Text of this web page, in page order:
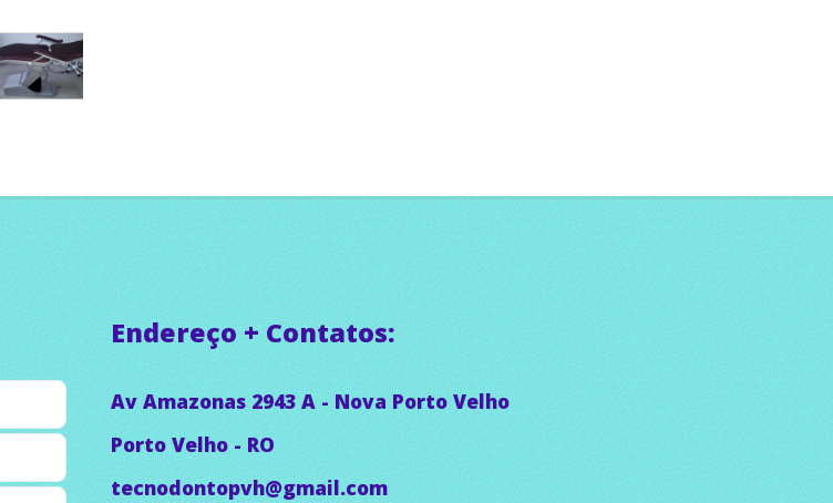
Endereço + Contatos:
Av Amazonas 2943 A - Nova Porto Velho
Porto Velho - RO
tecnodontopvh@gmail.com